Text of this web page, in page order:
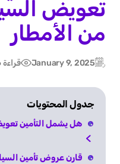
تعويض
من الأمطار
Updated:
January 9, 2025
Postقراءة 6 دقائق
جدول المحتويات
هل يشمل التأمين
قارن عروض تأمين